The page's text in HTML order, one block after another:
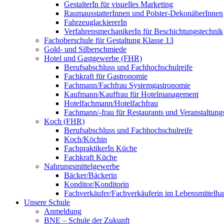
GestalterIn für visuelles Marketing
RaumausstatterInnen und Polster-DekonäherInnen
FahrzeuglackiererIn
VerfahrensmechanikerIn für Beschichtungstechnik
Fachoberschule für Gestaltung Klasse 13
Gold- und Silberschmiede
Hotel und Gastgewerbe (FHR)
Berufsabschluss und Fachhochschulreife
Fachkraft für Gastronomie
Fachmann/Fachfrau Systemgastronomie
Kaufmann/Kauffrau für Hotelmanagement
Hotelfachmann/Hotelfachfrau
Fachmann/-frau für Restaurants und
Koch (FHR)
Berufsabschluss und Fachhochschulreife
Koch/Köchin
FachpraktikerIn Küche
Fachkraft Küche
Nahrungsmittelgewerbe
Bäcker/Bäckerin
Konditor/Konditorin
Fachverkäufer/Fachverkäuferin im
Unsere Schule
Anmeldung
BNE – Schule der Zukunft